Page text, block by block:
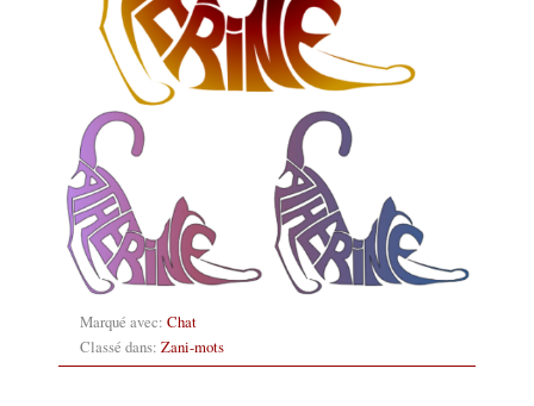
Marqué avec: Chat
Classé dans: Zani-mots